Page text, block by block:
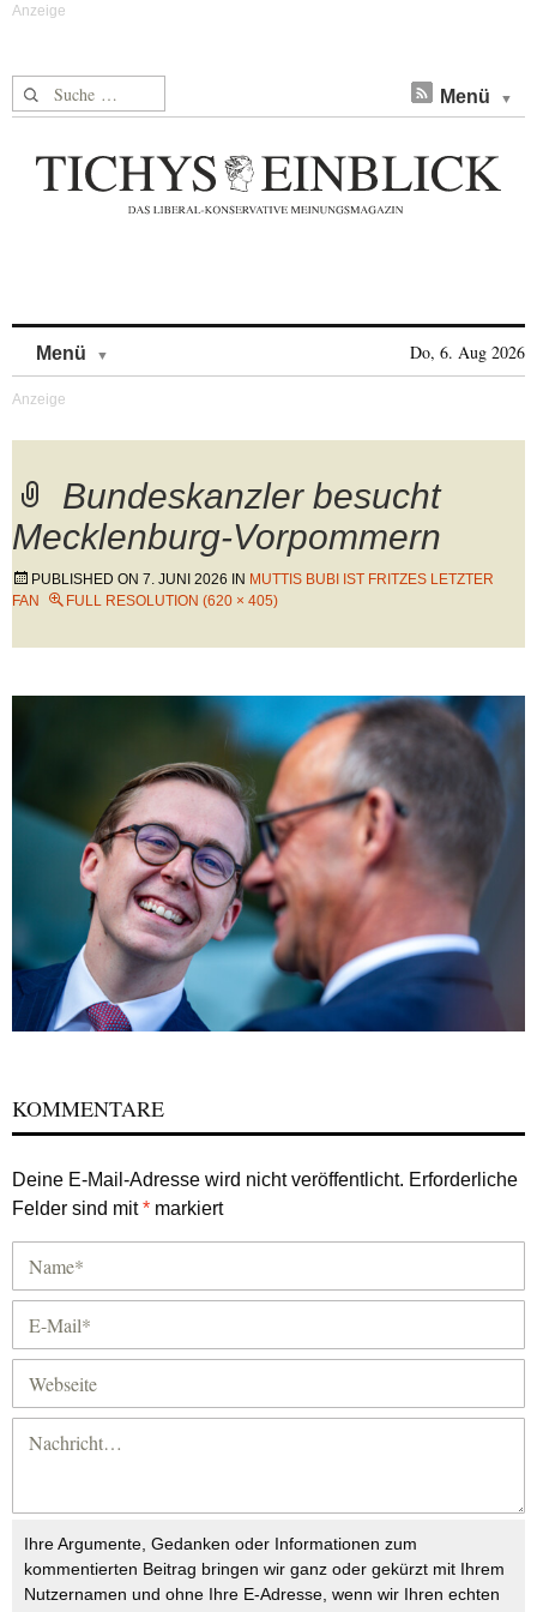
Suche nach: Menü
Menü Do, 6. Aug 2026
Bundeskanzler besucht
Mecklenburg-Vorpommern
PUBLISHED ON 7. JUNI 2026 IN MUTTIS BUBI IST FRITZES LETZTER
FAN
FULL RESOLUTION (620 × 405)
KOMMENTARE
Deine E-Mail-Adresse wird nicht veröffentlicht. Erforderliche
Felder sind mit* markiert
Ihre Argumente, Gedanken oder Informationen zum
kommentierten Beitrag bringen wir ganz oder gekürzt mit Ihrem
Nutzernamen und ohne Ihre E-Adresse, wenn wir Ihren echten